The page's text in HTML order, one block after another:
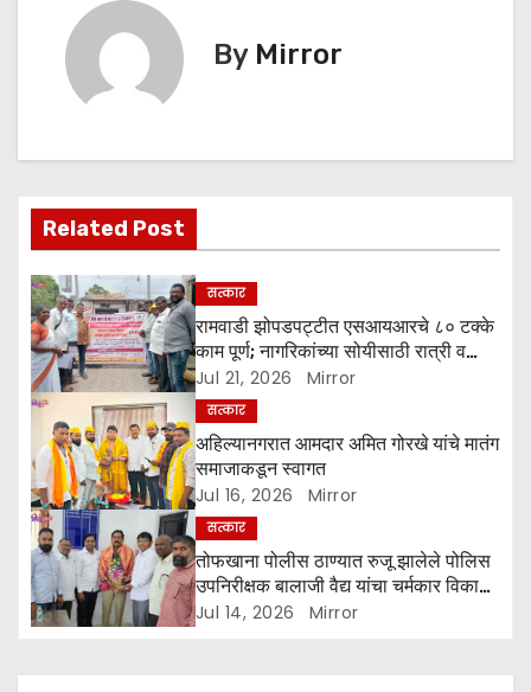
g
a
t
i
o
n
By Mirror
Related Post
सत्कार
रामवाडी झोपडपट्टीत एसआयआरचे ८० टक्के
काम पूर्ण; नागरिकांच्या सोयीसाठी रात्री व
पहाटे घरोघरी भेटी
Jul 21, 2026 Mirror
सत्कार
अहिल्यानगरात आमदार अमित गोरखे यांचे मातंग
समाजाकडून स्वागत
Jul 16, 2026 Mirror
सत्कार
तोफखाना पोलीस ठाण्यात रुजू झालेले पोलिस
उपनिरीक्षक बालाजी वैद्य यांचा चर्मकार विकास
संघाकडून सत्कार
Jul 14, 2026 Mirror